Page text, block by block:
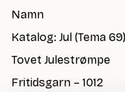
Namn
Katalog: Jul (Tema 69)
Tovet Julestrømpe
Fritidsgarn – 1012